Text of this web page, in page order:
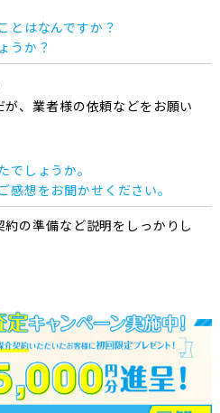
とはなんですか？
うか？
、業者様の依頼などをお願い
しょうか。
想をお聞かせください。
の準備など説明をしっかりし